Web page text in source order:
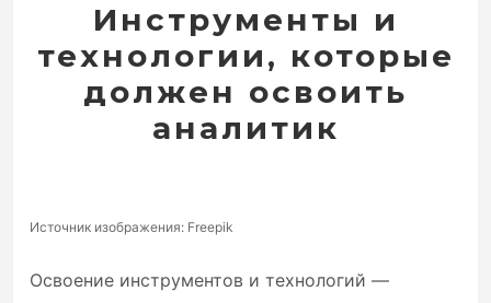
Инструменты и
технологии, которые
должен освоить
аналитик
Источник изображения: Freepik
Освоение инструментов и технологий —